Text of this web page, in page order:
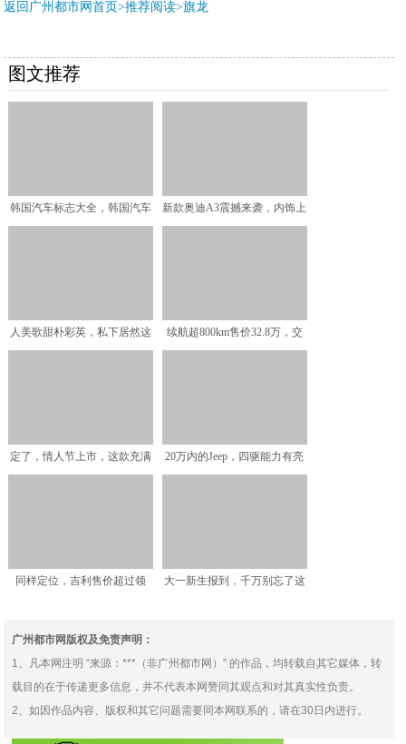
返回广州都市网首页>推荐阅读>旗龙
图文推荐
韩国汽车标志大全，韩国汽车
新款奥迪A3震撼来袭，内饰上
人美歌甜朴彩英，私下居然这
续航超800km售价32.8万，交
定了，情人节上市，这款充满
20万内的Jeep，四驱能力有亮
同样定位，吉利售价超过领
大一新生报到，千万别忘了这
广州都市网版权及免责声明：
1、凡本网注明 “来源：***（非广州都市网）” 的作品，均转载自其它媒体，转
载目的在于传递更多信息，并不代表本网赞同其观点和对其真实性负责。
2、如因作品内容、版权和其它问题需要同本网联系的，请在30日内进行。